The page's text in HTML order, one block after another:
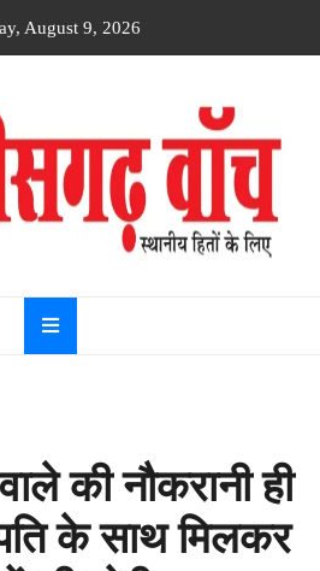
August 9, 2026
Dainik
watch
की नौकरानी ही
के साथ मिलकर